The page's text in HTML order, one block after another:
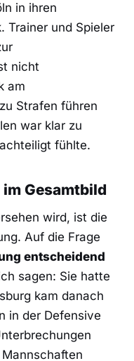
in ihren
Trainer und Spieler
nicht
am
Strafen führen
war klar zu
fühlte.
Gesamtbild
wird, ist die
Auf die Frage
entscheidend
sagen: Sie hatte
kam danach
in der Defensive